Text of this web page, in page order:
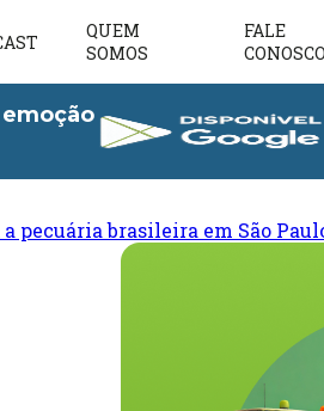
QUEM
SOMOS
FALE
CONOSCO
pecuária brasileira em São